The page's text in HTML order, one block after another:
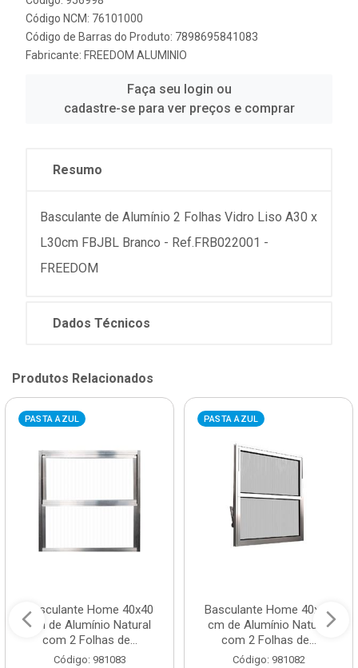
Código NCM: 76101000
Código de Barras do Produto: 7898695841083
Fabricante: FREEDOM ALUMINIO
Faça seu login ou
cadastre-se para ver preços e comprar
Resumo
Basculante de Alumínio 2 Folhas Vidro Liso A30 x
L30cm FBJBL Branco - Ref.FRB022001 -
FREEDOM
Dados Técnicos
Produtos Relacionados
PASTA AZUL
Basculante Home 40x40
cm de Alumínio Natural
com 2 Folhas de...
Código: 981083
PASTA AZUL
Basculante Home 40x40
cm de Alumínio Natural
com 2 Folhas de...
Código: 981082